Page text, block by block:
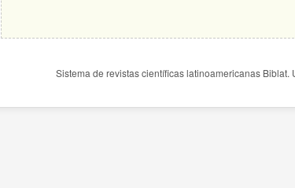
Sistema de revistas científicas latinoamericanas